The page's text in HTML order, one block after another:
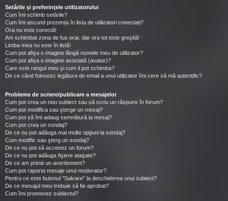
Setările şi preferinţele utilizatorului
Cum îmi schimb setările?
Cum îmi ascund prezența în lista de utilizatori conectați?
Ora nu este corectă!
Am schimbat zona de fus orar, dar ora tot este greşită!
Limba mea nu este în listă!
Cum pot afişa o imagine lângă numele meu de utilizator?
Cum pot afișa o imagine asociată (avatar)?
Care este rangul meu şi cum il pot schimba?
De ce când folosesc legătura de email a unui utilizator îmi cere să mă autentific?
Probleme de scriere/publicare a mesajelor
Cum pot crea un nou subiect sau să scriu un răspuns în forum?
Cum pot modifica sau şterge un mesaj?
Cum pot să îmi adaug semnătură la mesaj?
Cum pot crea un sondaj?
De ce nu pot adăuga mai multe opţiuni la sondaj?
Cum modific sau şterg un sondaj?
De ce nu pot să accesez un forum?
De ce nu pot adăuga fişiere ataşate?
De ce am primit un avertisment?
Cum pot raporta mesaje unui moderator?
Pentru ce este butonul "Salvare" la deschiderea unui subiect?
De ce mesajul meu trebuie să fie aprobat?
Cum îmi promovez subiectul?